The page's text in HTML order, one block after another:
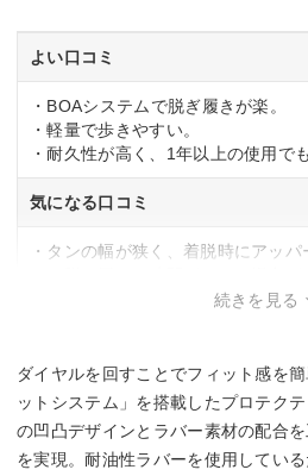
よい口コミ
・BOAシステムで脱ぎ履きが楽。
・軽量で歩きやすい。
・耐久性が高く、1年以上の使用で
気になる口コミ
・タンの幅が狭く、着脱時にアッ
・BOAダイヤルが足の甲に当たっ
続きを見る
ダイヤルを回すことでフィット感を
ットシステム」を搭載したプロテク
の凹凸デザインとラバー素材の配合
を実現。耐油性ラバーを使用してい